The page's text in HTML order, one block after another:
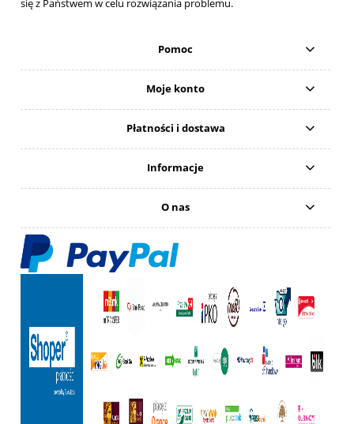
się z Państwem w celu rozwiązania problemu.
Pomoc
Moje konto
Płatności i dostawa
Informacje
O nas